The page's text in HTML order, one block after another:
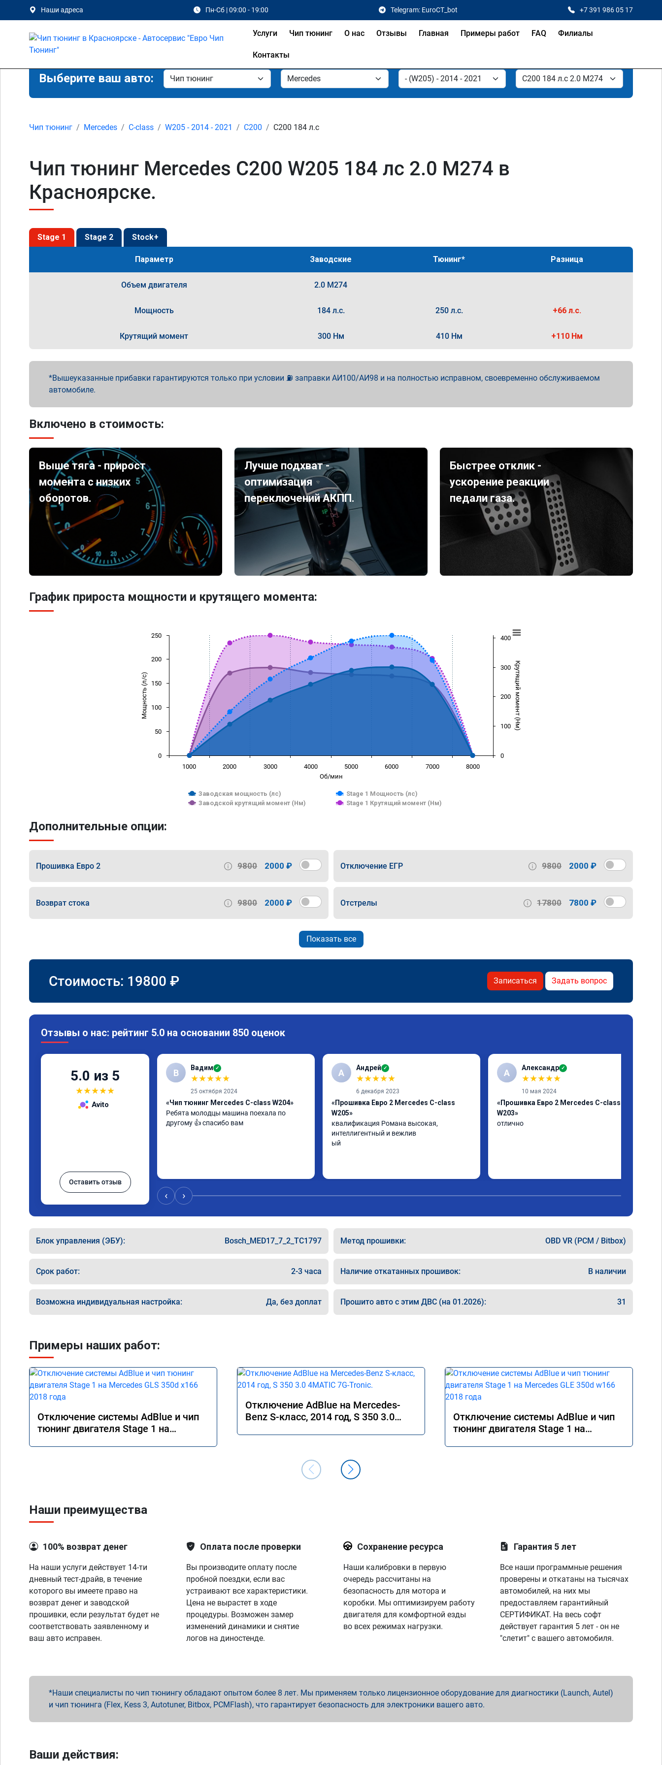
Наши адреса Пн-Сб | 09:00 - 19:00 Telegram: EuroCT_bot +7 391 986 05 17
Услуги Чип тюнинг О нас Отзывы Главная Примеры работ FAQ Филиалы
Контакты
Выберите ваш авто:
Чип тюнинг Mercedes C-class W205 - 2014 - 2021 C200 C200 184 л.с
Чип тюнинг Mercedes C200 W205 184 лс 2.0 M274 в
Красноярске.
Stage 1 Stage 2 Stock+
Параметр Заводские Тюнинг* Разница
Объем двигателя 2.0 M274
Мощность 184 л.с. 250 л.с. +66 л.с.
Крутящий момент 300 Нм 410 Нм +110 Нм
Вышеуказанные прибавки гарантируются только при условии ⛽ заправки АИ100/АИ98 и на полностью исправном, своевременно обслуживаемом
автомобиле.
Включено в стоимость:
Выше тяга - прирост
момента с низких
оборотов.
Лучше подхват -
оптимизация
переключений АКПП.
Быстрее отклик -
ускорение реакции
педали газа.
График прироста мощности и крутящего момента:
Об/мин
Мощность (л/с) Крутящий момент (Нм)
Заводская мощность (лс)
Stage 1 Мощность (лс)
Заводской крутящий момент (Нм)
Stage 1 Крутящий момент (Нм)
1000 2000 3000 4000 5000 6000 7000 8000
0
50
100
150
200
250
0
100
200
300
400
Дополнительные опции:
Прошивка Евро 2 9800 2000 ₽ Отключение ЕГР 9800 2000 ₽
Возврат стока 9800 2000 ₽ Отстрелы 17800 7800 ₽
Показать все
Стоимость: 19800 ₽ Записаться Задать вопрос
Отзывы о нас: рейтинг 5.0 на основании 850 оценок
5.0 из 5
★★★★★
Avito
Оставить отзыв
В Вадим ✓
★★★★★
25 октября 2024
«Чип тюнинг Mercedes C-class W204»
Ребята молодцы машина поехала по
другому 👍 спасибо вам
А Андрей ✓
★★★★★
6 декабря 2023
«Прошивка Евро 2 Mercedes C-class
W205»
квалификация Романа высокая,
интеллигентный и вежлив
ый
А Александр ✓
★★★★★
10 мая 2024
«Прошивка Евро 2 Mercedes C-class
W203»
отлично
‹ ›
Блок управления (ЭБУ): Bosch_MED17_7_2_TC1797 Метод прошивки: OBD VR (PCM / Bitbox)
Срок работ: 2-3 часа Наличие откатанных прошивок: В наличии
Возможна индивидуальная настройка: Да, без доплат Прошито авто с этим ДВС (на 01.2026): 31
Примеры наших работ:
Отключение системы AdBlue и чип
тюнинг двигателя Stage 1 на
Отключение AdBlue на Mercedes-
Benz S-класс, 2014 год, S 350 3.0
Отключение системы AdBlue и чип
тюнинг двигателя Stage 1 на
Наши преимущества
100% возврат денег
На наши услуги действует 14-ти
дневный тест-драйв, в течение
которого вы имеете право на
возврат денег и заводской
прошивки, если результат будет не
соответствовать заявленному и
ваш авто исправен.
Оплата после проверки
Вы производите оплату после
пробной поездки, если вас
устраивают все характеристики.
Цена не вырастет в ходе
процедуры. Возможен замер
изменений динамики и снятие
логов на диностенде.
Сохранение ресурса
Наши калибровки в первую
очередь рассчитаны на
безопасность для мотора и
коробки. Мы оптимизируем работу
двигателя для комфортной езды
во всех режимах нагрузки.
Гарантия 5 лет
Все наши программные решения
проверены и откатаны на тысячах
автомобилей, на них мы
предоставляем гарантийный
СЕРТИФИКАТ. На весь софт
действует гарантия 5 лет - он не
"слетит" с вашего автомобиля.
Наши специалисты по чип тюнингу обладают опытом более 8 лет. Мы применяем только лицензионное оборудование для диагностики (Launch, Autel)
и чип тюнинга (Flex, Kess 3, Autotuner, Bitbox, PCMFlash), что гарантирует безопасность для электроники вашего авто.
Ваши действия: